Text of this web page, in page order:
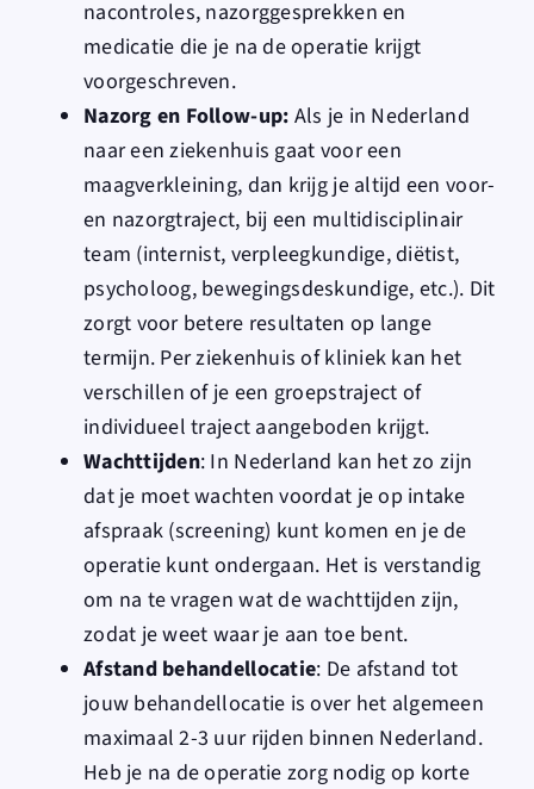
nacontroles, nazorggesprekken en
medicatie die je na de operatie krijgt
voorgeschreven.
Nazorg en Follow-up: Als je in Nederland
naar een ziekenhuis gaat voor een
maagverkleining, dan krijg je altijd een voor-
en nazorgtraject, bij een multidisciplinair
team (internist, verpleegkundige, diëtist,
psycholoog, bewegingsdeskundige, etc.). Dit
zorgt voor betere resultaten op lange
termijn. Per ziekenhuis of kliniek kan het
verschillen of je een groepstraject of
individueel traject aangeboden krijgt.
Wachttijden: In Nederland kan het zo zijn
dat je moet wachten voordat je op intake
afspraak (screening) kunt komen en je de
operatie kunt ondergaan. Het is verstandig
om na te vragen wat de wachttijden zijn,
zodat je weet waar je aan toe bent.
Afstand behandellocatie: De afstand tot
jouw behandellocatie is over het algemeen
maximaal 2-3 uur rijden binnen Nederland.
Heb je na de operatie zorg nodig op korte